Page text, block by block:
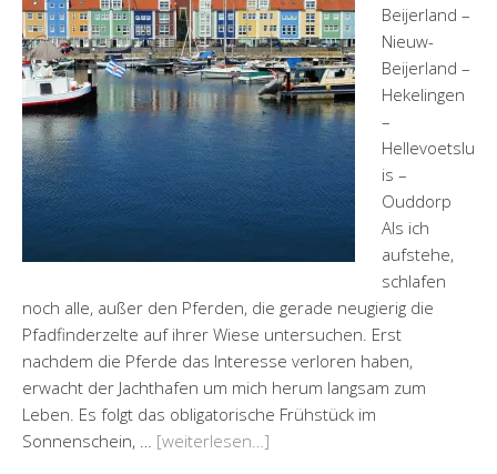
Beijerland –
Nieuw-
Beijerland –
Hekelingen
–
Hellevoetslu
is –
Ouddorp
Als ich
aufstehe,
schlafen
noch alle, außer den Pferden, die gerade neugierig die
Pfadfinderzelte auf ihrer Wiese untersuchen. Erst
nachdem die Pferde das Interesse verloren haben,
erwacht der Jachthafen um mich herum langsam zum
Leben. Es folgt das obligatorische Frühstück im
Sonnenschein, … [weiterlesen…]